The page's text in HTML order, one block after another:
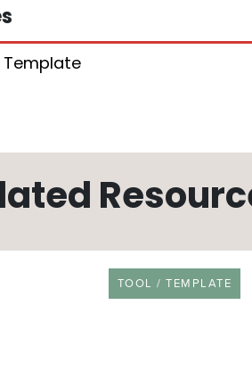
Template
RESOURCE TYPE
TOOL / TEMPLATE